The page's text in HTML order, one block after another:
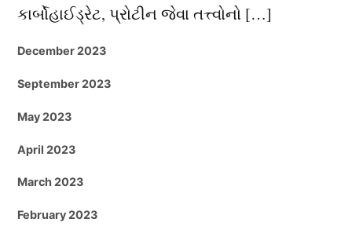
કાર્બોહાઈડ્રેટ, પ્રોટીન જેવા તત્ત્વોનો […]
December 2023
September 2023
May 2023
April 2023
March 2023
February 2023